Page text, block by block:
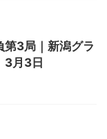
3局｜新潟グラ
3月3日